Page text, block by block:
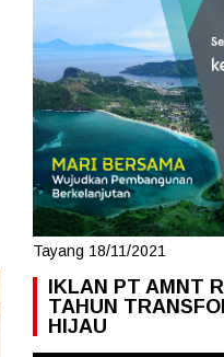
Tayang 18/11/2021
IKLAN PT AMNT
TAHUN
HIJAU